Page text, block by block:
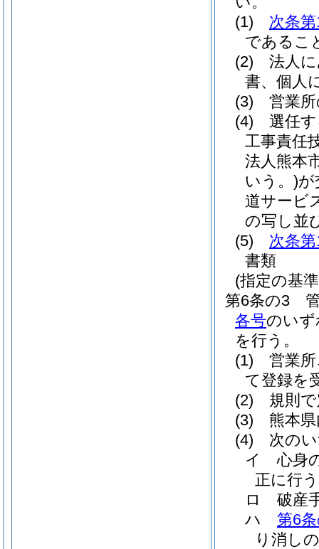
(1)
次条
であるこ
(2)
法人
書、個人
(3)
営業
(4)
選任
工事責任
法人熊本
いう。)が
道サービ
の写し並
(5)
次条
書類
(指定の基
第6条の3
各号のい
を行う。
(1)
営業
て登録を
(2)
規則
(3)
熊本
(4)
次の
イ
心身
正に行
ロ
破産
ハ
第6
り消し